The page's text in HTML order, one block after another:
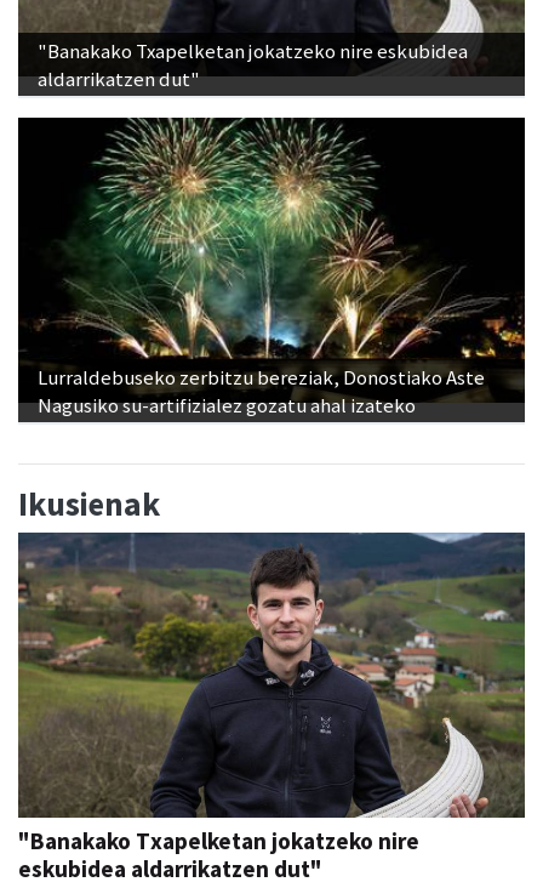
"Banakako Txapelketan jokatzeko nire eskubidea
aldarrikatzen dut"
Lurraldebuseko zerbitzu bereziak, Donostiako Aste
Nagusiko su-artifizialez gozatu ahal izateko
Ikusienak
"Banakako Txapelketan jokatzeko nire
eskubidea aldarrikatzen dut"